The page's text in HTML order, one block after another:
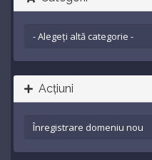
Acțiuni